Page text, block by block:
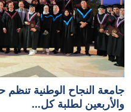
جامعة النجاح الوطنية
والأربعين لطلبة كل...